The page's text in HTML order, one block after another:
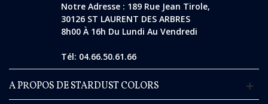
Notre Adresse : 189 Rue Jean Tirole,
30126 ST LAURENT DES ARBRES
8h00 À 16h Du Lundi Au Vendredi
Tél: 04.66.50.61.66
A PROPOS DE STARDUST COLORS